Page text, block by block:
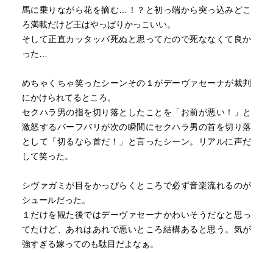
馬に乗りながら花を摘む…！？と初っ端から突っ込みどこ
ろ満載だけど王はやっぱりかっこいい。
そして正直カッタッパ死ぬと思ってたので死ななくて良か
った…
めちゃくちゃ笑ったシーンその１がデーヴァセーナが裁判
にかけられてるところ。
セクハラ男の指を切り落としたことを「お前が悪い！」と
激怒するバーフバリが次の瞬間にセクハラ男の首を切り落
として「切るなら首だ！」と言ったシーン。リアルに声だ
して笑った。
シヴァガミが目をかっぴらくところで必ず音楽流れるのが
シュールだった。
１だけを観た後ではデーヴァセーナかわいそうだなと思っ
てたけど、あれはあれで悪いところ結構あると思う。気が
強すぎる嫁ってのも駄目だよなぁ。